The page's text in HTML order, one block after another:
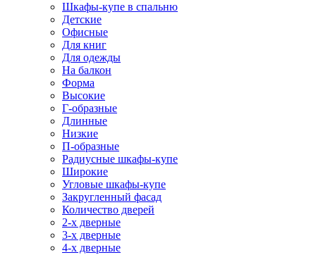
Шкафы-купе в спальню
Детские
Офисные
Для книг
Для одежды
На балкон
Форма
Высокие
Г-образные
Длинные
Низкие
П-образные
Радиусные шкафы-купе
Широкие
Угловые шкафы-купе
Закругленный фасад
Количество дверей
2-х дверные
3-х дверные
4-х дверные